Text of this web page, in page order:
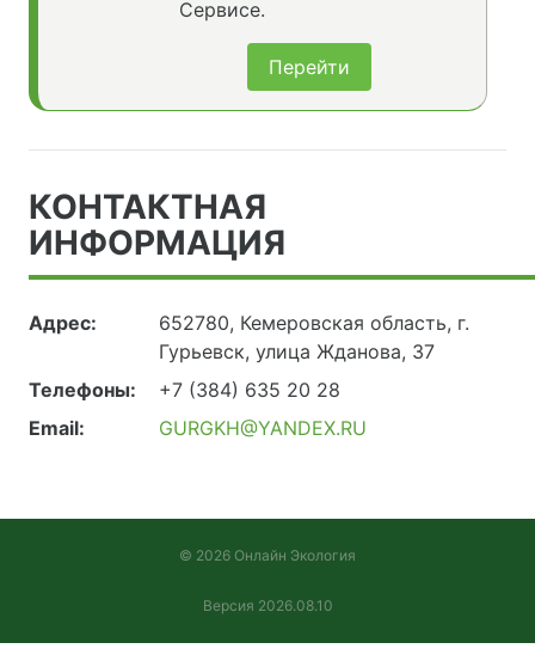
Сервисе.
Перейти
КОНТАКТНАЯ
ИНФОРМАЦИЯ
Адрес:
652780, Кемеровская область, г.
Гурьевск, улица Жданова, 37
Телефоны:
+7 (384) 635 20 28
Email:
GURGKH@YANDEX.RU
© 2026 Онлайн Экология
Версия 2026.08.10